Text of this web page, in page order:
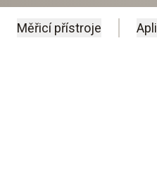
Měřicí přístroje